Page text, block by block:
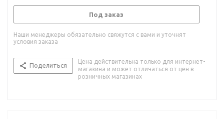
Под заказ
Наши менеджеры обязательно свяжутся с вами и уточнят
условия заказа
Поделиться
Цена действительна только для интернет-
магазина и может отличаться от цен в
розничных магазинах